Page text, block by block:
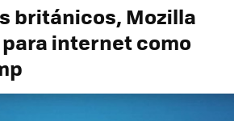
británicos, Mozilla
internet como